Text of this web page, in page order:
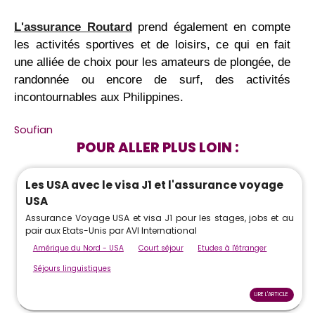
L'assurance Routardprend également en compte
les activités sportives et de loisirs, ce qui en fait
une alliée de choix pour les amateurs de plongée, de
randonnée ou encore de surf, des activités
incontournables aux Philippines.
Soufian
POUR ALLER PLUS LOIN :
Les USA avec le visa J1 et l'assurance voyage
USA
Assurance Voyage USA et visa J1 pour les stages, jobs et au
pair aux Etats-Unis par AVI International
Amérique du Nord - USA Court séjour
Etudes à l'étranger
Séjours linguistiques
LIRE L'ARTICLE